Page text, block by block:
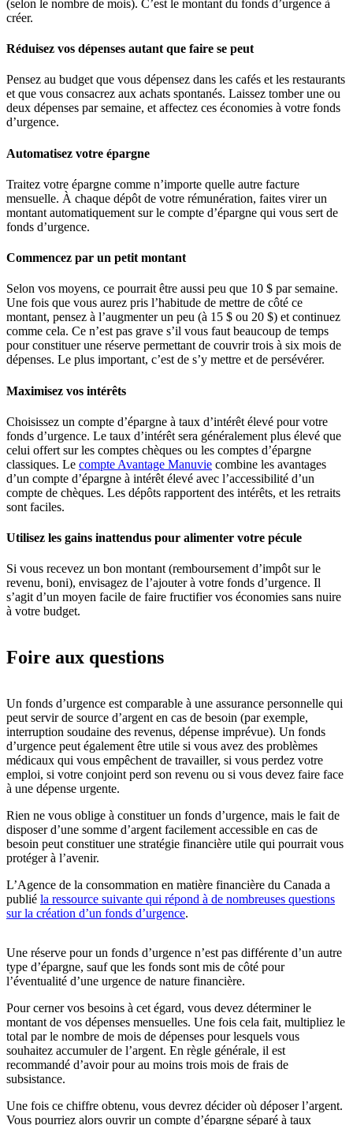
(selon le nombre de mois). C’est le montant du fonds d’urgence à
créer.
Réduisez vos dépenses autant que faire se peut
Pensez au budget que vous dépensez dans les cafés et les restaurants
et que vous consacrez aux achats spontanés. Laissez tomber une ou
deux dépenses par semaine, et affectez ces économies à votre fonds
d’urgence.
Automatisez votre épargne
Traitez votre épargne comme n’importe quelle autre facture
mensuelle. À chaque dépôt de votre rémunération, faites virer un
montant automatiquement sur le compte d’épargne qui vous sert de
fonds d’urgence.
Commencez par un petit montant
Selon vos moyens, ce pourrait être aussi peu que 10 $ par semaine.
Une fois que vous aurez pris l’habitude de mettre de côté ce
montant, pensez à l’augmenter un peu (à 15 $ ou 20 $) et continuez
comme cela. Ce n’est pas grave s’il vous faut beaucoup de temps
pour constituer une réserve permettant de couvrir trois à six mois de
dépenses. Le plus important, c’est de s’y mettre et de persévérer.
Maximisez vos intérêts
Choisissez un compte d’épargne à taux d’intérêt élevé pour votre
fonds d’urgence. Le taux d’intérêt sera généralement plus élevé que
celui offert sur les comptes chèques ou les comptes d’épargne
classiques. Le compte Avantage Manuvie combine les avantages
d’un compte d’épargne à intérêt élevé avec l’accessibilité d’un
compte de chèques. Les dépôts rapportent des intérêts, et les retraits
sont faciles.
Utilisez les gains inattendus pour alimenter votre pécule
Si vous recevez un bon montant (remboursement d’impôt sur le
revenu, boni), envisagez de l’ajouter à votre fonds d’urgence. Il
s’agit d’un moyen facile de faire fructifier vos économies sans nuire
à votre budget.
Foire aux questions
Un fonds d’urgence est comparable à une assurance personnelle qui
peut servir de source d’argent en cas de besoin (par exemple,
interruption soudaine des revenus, dépense imprévue). Un fonds
d’urgence peut également être utile si vous avez des problèmes
médicaux qui vous empêchent de travailler, si vous perdez votre
emploi, si votre conjoint perd son revenu ou si vous devez faire face
à une dépense urgente.
Rien ne vous oblige à constituer un fonds d’urgence, mais le fait de
disposer d’une somme d’argent facilement accessible en cas de
besoin peut constituer une stratégie financière utile qui pourrait vous
protéger à l’avenir.
L’Agence de la consommation en matière financière du Canada a
publié la ressource suivante qui répond à de nombreuses questions
sur la création d’un fonds d’urgence.
Une réserve pour un fonds d’urgence n’est pas différente d’un autre
type d’épargne, sauf que les fonds sont mis de côté pour
l’éventualité d’une urgence de nature financière.
Pour cerner vos besoins à cet égard, vous devez déterminer le
montant de vos dépenses mensuelles. Une fois cela fait, multipliez le
total par le nombre de mois de dépenses pour lesquels vous
souhaitez accumuler de l’argent. En règle générale, il est
recommandé d’avoir pour au moins trois mois de frais de
subsistance.
Une fois ce chiffre obtenu, vous devrez décider où déposer l’argent.
Vous pourriez alors ouvrir un compte d’épargne séparé à taux